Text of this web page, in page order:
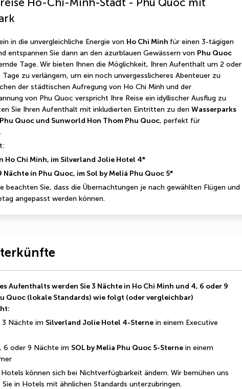
in die unvergleichliche Energie von Ho Chi Minh für einen 3-tägigen
entspannen Sie dann an den azurblauen Gewässern von Phu Quoc
Tage. Wir bieten Ihnen die Möglichkeit, Ihren Aufenthalt um 2 oder
zu verlängern, um ein noch unvergesslicheres Abenteuer zu
der städtischen Aufregung von Ho Chi Minh und der
von Phu Quoc verspricht Ihre Reise ein idyllischer Ausflug zu
Sie Ihren Aufenthalt mit inkludierten Eintritten zu den Wasserparks
Quoc und Sunworld Hon Thom Phu Quoc, perfekt für
Ho Chi Minh, im Silverland Jolie Hotel 4*
Nächte in Phu Quoc, im Sol by Meliá Phu Quoc 5*
beachten Sie, dass die Übernachtungen je nach gewählten Flügen und
angepasst werden können.
Aufenthalts werden Sie 3 Nächte in Ho Chi Minh und 4, 6 oder 9
Quoc (lokale Standards) wie folgt (oder vergleichbar)
3 Nächte im Silverland Jolie Hotel 4-Sterne in einem Executive
6 oder 9 Nächte im SOL by Melia Phu Quoc 5-Sterne in einem
Hotels können sich bei Nichtverfügbarkeit ändern. Wir bemühen uns
in Hotels mit ähnlichen Standards unterzubringen.